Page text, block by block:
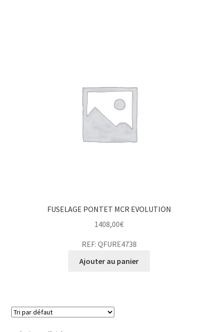
FUSELAGE PONTET MCR EVOLUTION
1408,00€
REF: QFURE4738
Ajouter au panier